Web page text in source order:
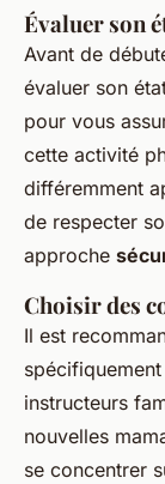
Évaluer son
Avant de
évaluer son
pour vous
cette activité
différemment
de respecter
approche
Choisir des
Il est
instructeurs
nouvelles
se concentrer